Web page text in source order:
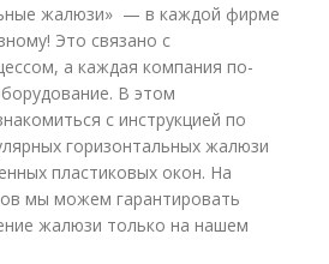
Жалюзи из бумаги
Жалюзи из
флизелиновых обоев
жалюзи» — в каждой фирме
Это связано с
а каждая компания по-
В этом
с инструкцией по
горизонтальных жалюзи
пластиковых окон. На
мы можем гарантировать
жалюзи только на нашем